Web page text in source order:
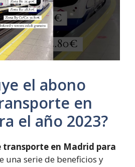
el abono
en
el año 2023?
transporte en Madrid para
una serie de beneficios y